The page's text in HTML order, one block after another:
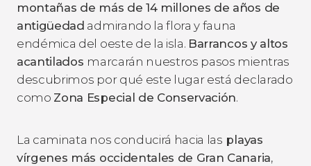
montañas de más de 14 millones de años de
antigüedad admirando la flora y fauna
endémica del oeste de la isla. Barrancos y altos
acantilados marcarán nuestros pasos mientras
descubrimos por qué este lugar está declarado
como Zona Especial de Conservación.
La caminata nos conducirá hacia las playas
vírgenes más occidentales de Gran Canaria,